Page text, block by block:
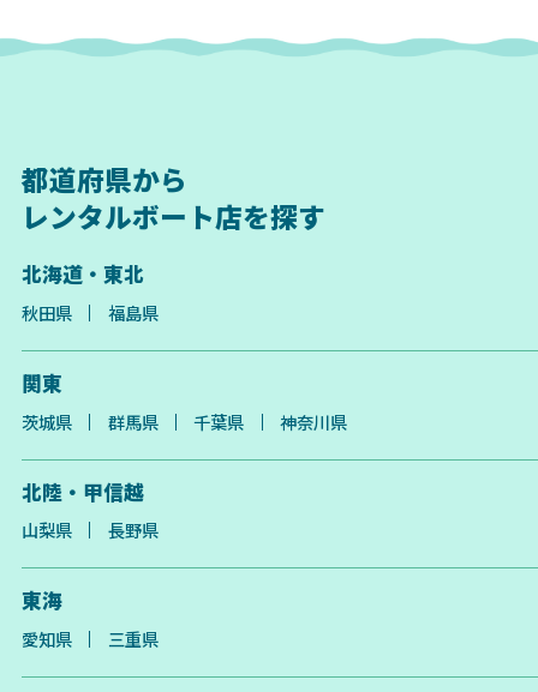
都道府県から
レンタルボート店を探す
北海道・東北
秋田県 福島県
関東
茨城県 群馬県 千葉県 神奈川県
北陸・甲信越
山梨県 長野県
東海
愛知県 三重県